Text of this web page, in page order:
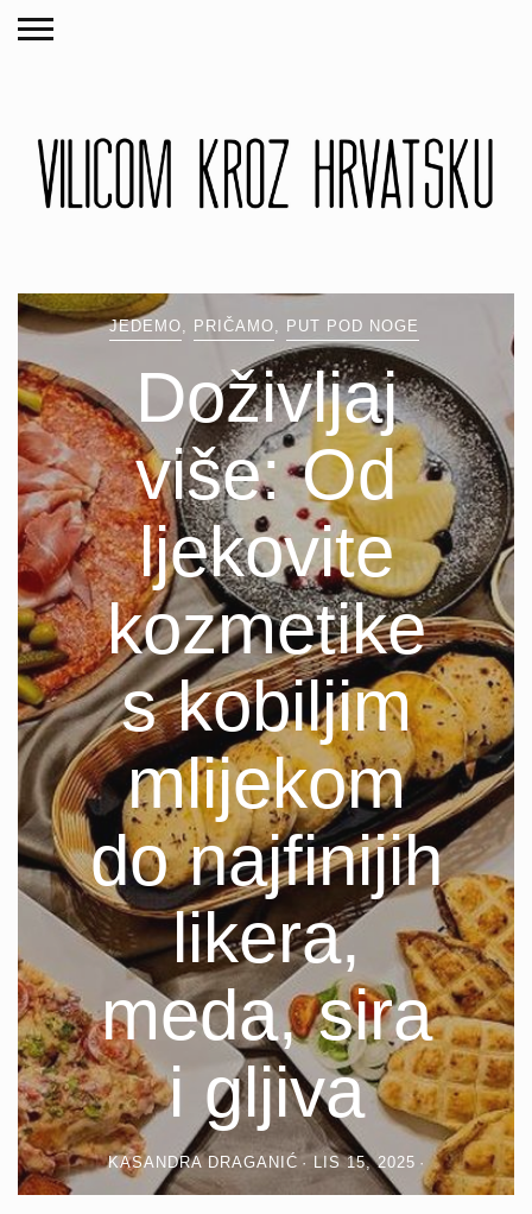
JEDEMO PRIČAMO PUT POD NOGE
Doživljaj
više: Od
ljekovite
kozmetike
s kobiljim
mlijekom
do najfinijih
likera,
meda, sira
i gljiva
KASANDRA DRAGANIĆ LIS 15, 2025